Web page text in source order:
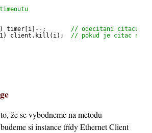
timer[i]--; // odecitani citacu
client.kill(i); // pokud je citac na
že se vybodneme na metodu
si instance třídy Ethernet Client